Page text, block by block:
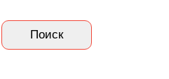
Поиск